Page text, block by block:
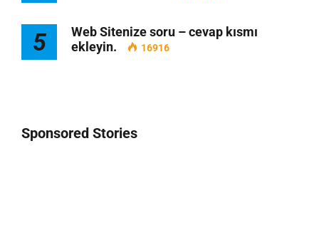
5
Web Sitenize soru – cevap kısmı
ekleyin.
16916
Sponsored Stories